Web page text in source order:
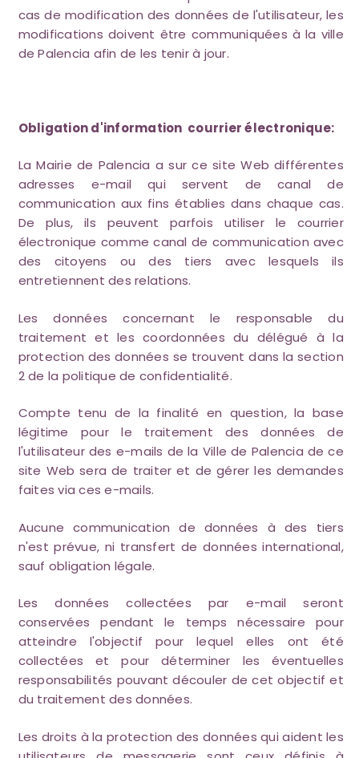
cas de modification des données de l'utilisateur, les
modifications doivent être communiquées à la ville
de Palencia afin de les tenir à jour.
Obligation d'information courrier électronique:
La Mairie de Palencia a sur ce site Web différentes
adresses e-mail qui servent de canal de
communication aux fins établies dans chaque cas.
De plus, ils peuvent parfois utiliser le courrier
électronique comme canal de communication avec
des citoyens ou des tiers avec lesquels ils
entretiennent des relations.
Les données concernant le responsable du
traitement et les coordonnées du délégué à la
protection des données se trouvent dans la section
2 de la politique de confidentialité.
Compte tenu de la finalité en question, la base
légitime pour le traitement des données de
l'utilisateur des e-mails de la Ville de Palencia de ce
site Web sera de traiter et de gérer les demandes
faites via ces e-mails.
Aucune communication de données à des tiers
n'est prévue, ni transfert de données international,
sauf obligation légale.
Les données collectées par e-mail seront
conservées pendant le temps nécessaire pour
atteindre l'objectif pour lequel elles ont été
collectées et pour déterminer les éventuelles
responsabilités pouvant découler de cet objectif et
du traitement des données.
Les droits à la protection des données qui aident les